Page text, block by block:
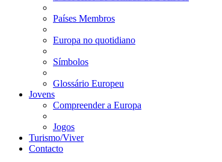
Países Membros
Europa no quotidiano
Símbolos
Glossário Europeu
Jovens
Compreender a Europa
Jogos
Turismo/Viver
Contacto